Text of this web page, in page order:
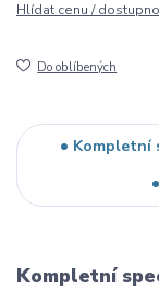
Hlídat cenu /
Do oblíbených
Kompletní
Kompletní